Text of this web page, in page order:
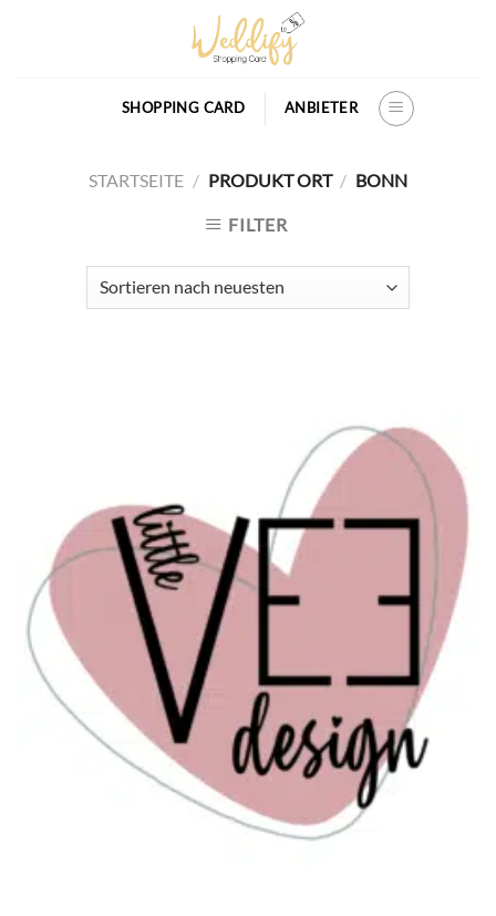
SHOPPING CARD ANBIETER
STARTSEITE / PRODUKT ORT / BONN
FILTER